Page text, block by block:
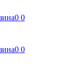
0 0
0 0